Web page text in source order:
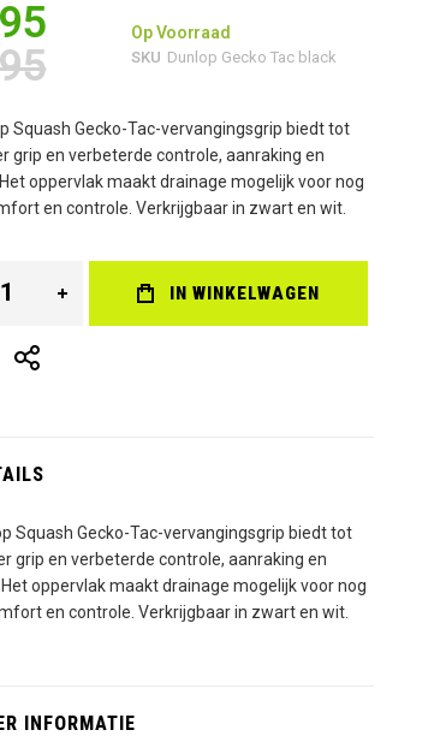
Op Voorraad
SKU Dunlop Gecko Tac black
Squash Gecko-Tac-vervangingsgrip biedt tot
grip en verbeterde controle, aanraking en
oppervlak maakt drainage mogelijk voor nog
en controle. Verkrijgbaar in zwart en wit.
IN WINKELWAGEN
Squash Gecko-Tac-vervangingsgrip biedt tot
grip en verbeterde controle, aanraking en
oppervlak maakt drainage mogelijk voor nog
en controle. Verkrijgbaar in zwart en wit.
INFORMATIE